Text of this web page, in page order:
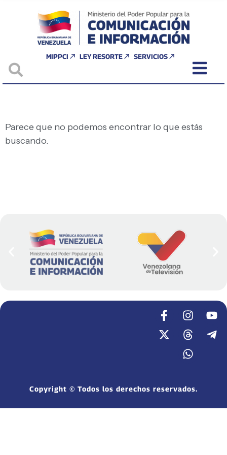
MIPPCI LEY RESORTE SERVICIOS
Parece que no podemos encontrar lo que estás
buscando.
Copyright © Todos los derechos reservados.